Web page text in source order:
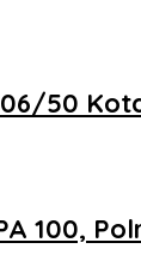
50
100,